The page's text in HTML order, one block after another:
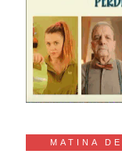
MATINA